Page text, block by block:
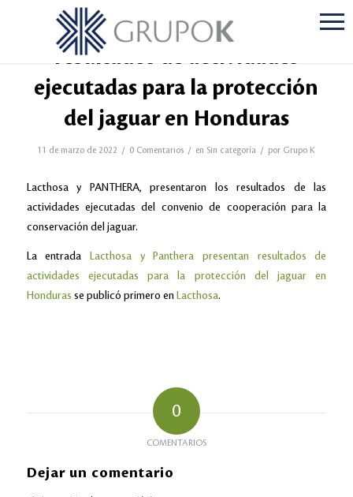
Lacthosa y Panthera presentan
resultados de actividades
ejecutadas para la protección
del jaguar en Honduras
11 de marzo de 2022 / 0 Comentarios / en Sin categoría / por Grupo K
Lacthosa y PANTHERA, presentaron los resultados de las
actividades ejecutadas del convenio de cooperación para la
conservación del jaguar.
La entrada
Lacthosa y Panthera presentan resultados de
actividades ejecutadas para la protección del jaguar en
Honduras se publicó primero en Lacthosa.
0
COMENTARIOS
Dejar un comentario